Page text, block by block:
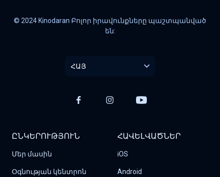
© 2024 Kinodaran Բոլոր իրավունքները պաշտպանված
են:
ՀԱՅ
ԸՆԿԵՐՈՒԹՅՈՒՆ
Մեր մասին
Օգնության կենտրոն
ՀԱՎԵԼՎԱԾՆԵՐ
iOS
Android